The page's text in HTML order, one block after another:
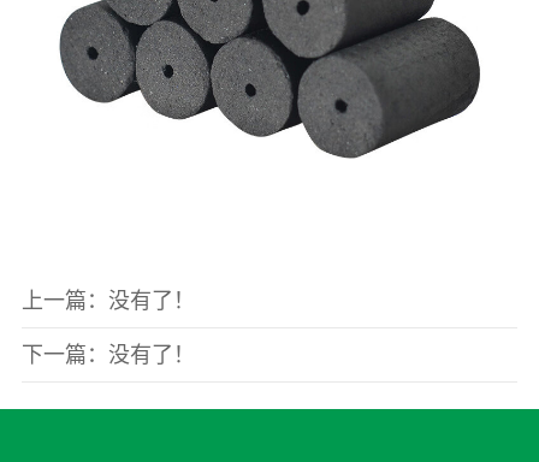
上一篇：没有了！
下一篇：没有了！